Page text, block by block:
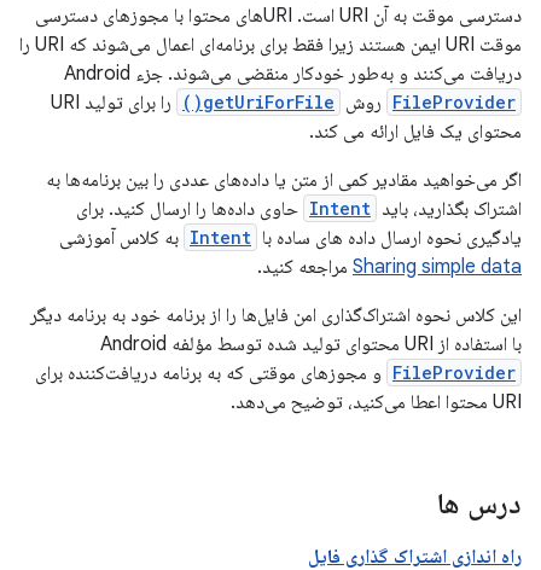
دسترسی موقت به آن URI است. URIهای محتوا با مجوزهای دسترسی
موقت URI ایمن هستند زیرا فقط برای برنامه‌ای اعمال می‌شوند که URI را
دریافت می‌کنند و به‌طور خودکار منقضی می‌شوند. جزء Android
FileProvider روش getUriForFile()
را برای تولید URI
محتوای یک فایل ارائه می کند.
اگر می‌خواهید مقادیر کمی از متن یا داده‌های عددی را بین برنامه‌ها به
اشتراک بگذارید، باید Intent حاوی داده‌ها را ارسال کنید. برای
یادگیری نحوه ارسال داده های ساده با Intent به کلاس آموزشی
Sharing simple data مراجعه کنید.
این کلاس نحوه اشتراک‌گذاری امن فایل‌ها را از برنامه خود به برنامه دیگر
با استفاده از URI محتوای تولید شده توسط مؤلفه Android
FileProvider و مجوزهای موقتی که به برنامه دریافت‌کننده برای
URI محتوا اعطا می‌کنید، توضیح می‌دهد.
درس ها
راه اندازی اشتراک گذاری فایل